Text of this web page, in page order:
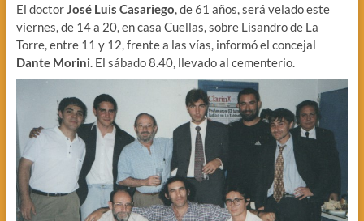
El doctorJosé Luis Casariego, de 61 años, será velado este
viernes, de 14 a 20, en casa Cuellas, sobre Lisandro de La
Torre, entre 11 y 12, frente a las vías, informó el concejal
Dante Morini. El sábado 8.40, llevado al cementerio.